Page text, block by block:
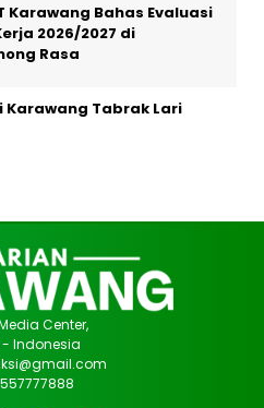
Karawang Bahas Evaluasi
2026/2027 di
Rasa
Karawang Tabrak Lari
Center,
Indonesia